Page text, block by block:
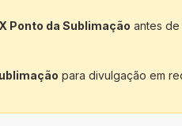
Ponto da Sublimação antes de
para divulgação em